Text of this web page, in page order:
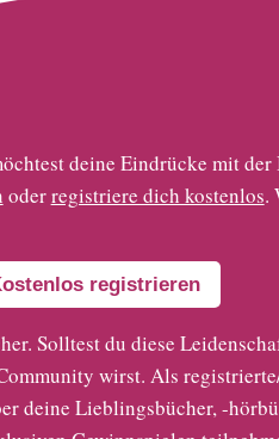
deine Eindrücke mit der
oderregistriere dich kostenlos.
registrieren
Solltest du diese
wirst. Als
deine Lieblingsbücher, -